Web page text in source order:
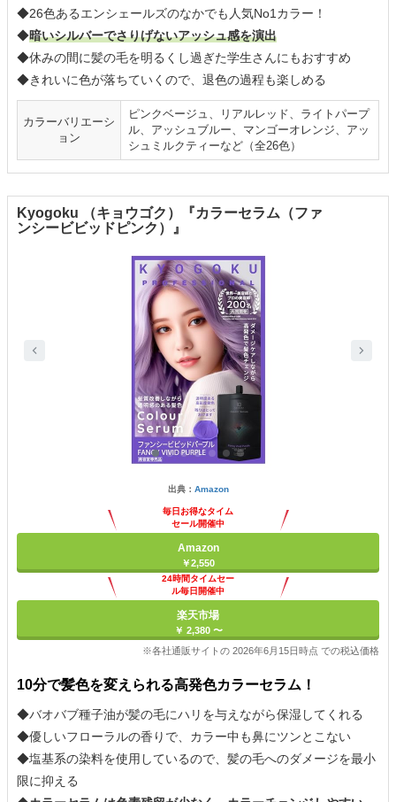
◆26色あるエンシェールズのなかでも人気No1カラー！
◆暗いシルバーでさりげないアッシュ感を演出
◆休みの間に髪の毛を明るくし過ぎた学生さんにもおすすめ
◆きれいに色が落ちていくので、退色の過程も楽しめる
カラーバリエーシ
ョン
ピンクベージュ、リアルレッド、ライトパープ
ル、アッシュブルー、マンゴーオレンジ、アッ
シュミルクティーなど（全26色）
Kyogoku （キョウゴク）『カラーセラム（ファ
ンシービビッドピンク）』
出典： Amazon
毎日お得なタイム
セール開催中
Amazon
￥2,550
24時間タイムセー
ル毎日開催中
楽天市場
￥ 2,380 〜
※各社通販サイトの 2026年6月15日時点 での税込価格
10分で髪色を変えられる高発色カラーセラム！
◆バオバブ種子油が髪の毛にハリを与えながら保湿してくれる
◆優しいフローラルの香りで、カラー中も鼻にツンとこない
◆塩基系の染料を使用しているので、髪の毛へのダメージを最小
限に抑える